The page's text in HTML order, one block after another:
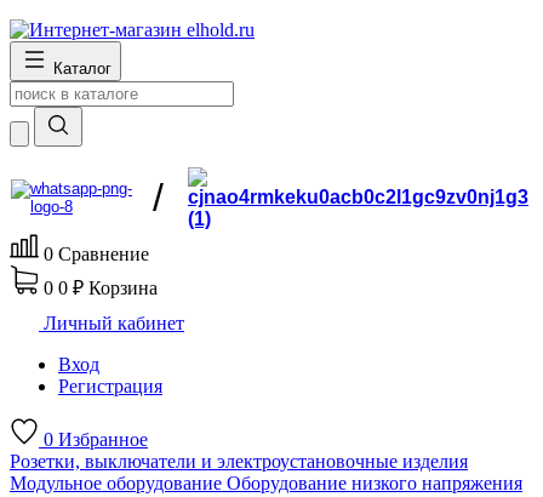
Каталог
/
0 Сравнение
0 0 ₽ Корзина
Личный кабинет
Вход
Регистрация
0 Избранное
Розетки, выключатели и электроустановочные изделия
Модульное оборудование Оборудование низкого напряжения